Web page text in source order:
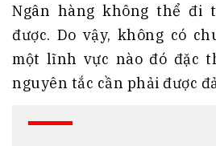
Ngân hàng không thể đi
được. Do vậy, không có
một lĩnh vực nào đó đặc
nguyên tắc cần phải được